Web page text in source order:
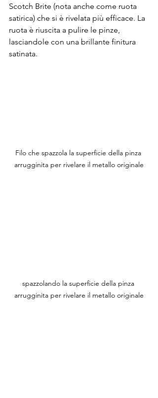
Scotch Brite (nota anche come ruota
satirica) che si è rivelata più efficace. La
ruota è riuscita a pulire le pinze,
lasciandole con una brillante finitura
satinata.
Filo che spazzola la superficie della pinza
arrugginita per rivelare il metallo originale
spazzolando la superficie della pinza
arrugginita per rivelare il metallo originale